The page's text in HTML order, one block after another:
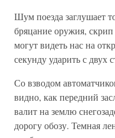
Шум поезда заглушает
бряцание оружия,
могут видеть нас на
секунду ударить с двух
Со взводом
видно, как передний
валит на землю
дорогу обозу. Темная